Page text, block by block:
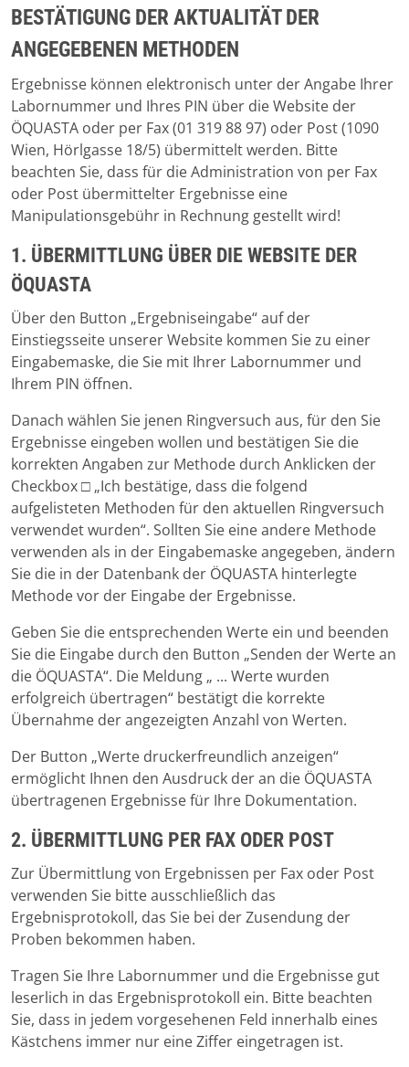
BESTÄTIGUNG DER AKTUALITÄT DER
ANGEGEBENEN METHODEN
Ergebnisse können elektronisch unter der Angabe Ihrer
Labornummer und Ihres PIN über die Website der
ÖQUASTA oder per Fax (01 319 88 97) oder Post (1090
Wien, Hörlgasse 18/5) übermittelt werden. Bitte
beachten Sie, dass für die Administration von per Fax
oder Post übermittelter Ergebnisse eine
Manipulationsgebühr in Rechnung gestellt wird!
1. ÜBERMITTLUNG ÜBER DIE WEBSITE DER
ÖQUASTA
Über den Button „Ergebniseingabe“ auf der
Einstiegsseite unserer Website kommen Sie zu einer
Eingabemaske, die Sie mit Ihrer Labornummer und
Ihrem PIN öffnen.
Danach wählen Sie jenen Ringversuch aus, für den Sie
Ergebnisse eingeben wollen und bestätigen Sie die
korrekten Angaben zur Methode durch Anklicken der
Checkbox □ „Ich bestätige, dass die folgend
aufgelisteten Methoden für den aktuellen Ringversuch
verwendet wurden“. Sollten Sie eine andere Methode
verwenden als in der Eingabemaske angegeben, ändern
Sie die in der Datenbank der ÖQUASTA hinterlegte
Methode vor der Eingabe der Ergebnisse.
Geben Sie die entsprechenden Werte ein und beenden
Sie die Eingabe durch den Button „Senden der Werte an
die ÖQUASTA“. Die Meldung „ ... Werte wurden
erfolgreich übertragen“ bestätigt die korrekte
Übernahme der angezeigten Anzahl von Werten.
Der Button „Werte druckerfreundlich anzeigen“
ermöglicht Ihnen den Ausdruck der an die ÖQUASTA
übertragenen Ergebnisse für Ihre Dokumentation.
2. ÜBERMITTLUNG PER FAX ODER POST
Zur Übermittlung von Ergebnissen per Fax oder Post
verwenden Sie bitte ausschließlich das
Ergebnisprotokoll, das Sie bei der Zusendung der
Proben bekommen haben.
Tragen Sie Ihre Labornummer und die Ergebnisse gut
leserlich in das Ergebnisprotokoll ein. Bitte beachten
Sie, dass in jedem vorgesehenen Feld innerhalb eines
Kästchens immer nur eine Ziffer eingetragen ist.